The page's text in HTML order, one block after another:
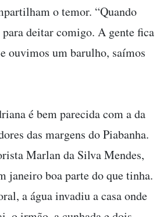
o temor. “Quando
deitar comigo. A gente fica
ouvimos um barulho, saímos
é bem parecida com a da
das margens do Piabanha.
Marlan da Silva Mendes,
janeiro boa parte do que tinha.
a água invadiu a casa onde